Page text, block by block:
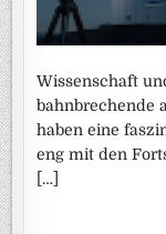
Wissenschaft
bahnbrechende
haben eine
eng mit den
[…]